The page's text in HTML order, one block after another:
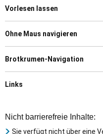
Vorlesen lassen
Ohne Maus navigieren
Brotkrumen-Navigation
Links
Nicht barrierefreie Inhalte:
Sie verfügt nicht über eine